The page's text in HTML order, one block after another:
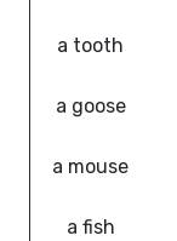
a tooth
a goose
a mouse
a fish